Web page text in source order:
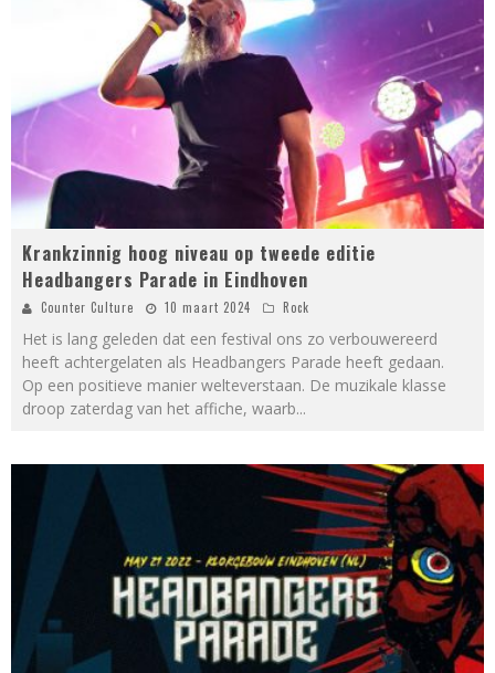
Krankzinnig hoog niveau op tweede editie
Headbangers Parade in Eindhoven
Counter Culture 10 maart 2024 Rock
Het is lang geleden dat een festival ons zo verbouwereerd
heeft achtergelaten als Headbangers Parade heeft gedaan.
Op een positieve manier welteverstaan. De muzikale klasse
droop zaterdag van het affiche, waarb...